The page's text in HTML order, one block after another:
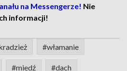
na Messengerze! Nie
informacji!
#włamanie
#miedź #dach